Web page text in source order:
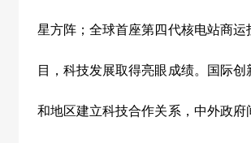
星方阵；全球首座第四代核电站商
目，科技发展取得亮眼成绩。国际
和地区建立科技合作关系，中外政府